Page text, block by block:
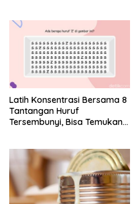
Latih Konsentrasi Bersama 8
Tantangan Huruf
Tersembunyi, Bisa Temukan